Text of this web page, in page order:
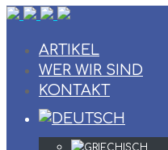
ARTIKEL
WER WIR SIND
KONTAKT